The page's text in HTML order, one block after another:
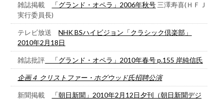
雑誌掲載 「グランド・オペラ」2006年秋号 三澤寿喜(ＨＦＪ
実行委員長)
テレビ放送NHK BSハイビジョン「クラシック倶楽部」
2010年2月18日
雑誌批評 「グランド・オペラ」2010年春号 p.155 岸純信氏
企画４ クリストファー・ホグウッド氏招聘公演
新聞掲載 「朝日新聞」2010年2月12日夕刊（朝日新聞デジ